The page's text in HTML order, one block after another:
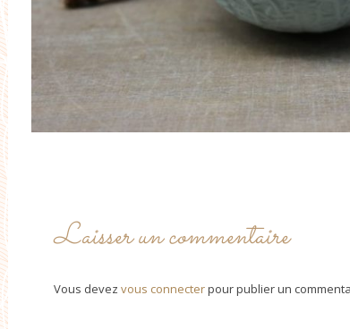
Laisser un commentaire
Vous devez vous connecterpour publier un